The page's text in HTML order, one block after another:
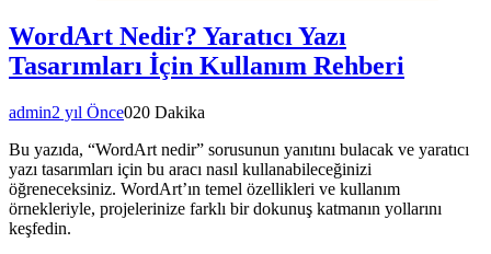
WordArt Nedir? Yaratıcı Yazı
Tasarımları İçin Kullanım Rehberi
admin2 yıl Önce020 Dakika
Bu yazıda, “WordArt nedir” sorusunun yanıtını bulacak ve yaratıcı
yazı tasarımları için bu aracı nasıl kullanabileceğinizi
öğreneceksiniz. WordArt’ın temel özellikleri ve kullanım
örnekleriyle, projelerinize farklı bir dokunuş katmanın yollarını
keşfedin.